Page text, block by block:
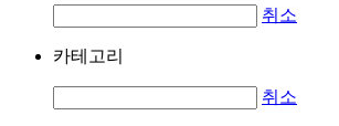
취소
카테고리
취소